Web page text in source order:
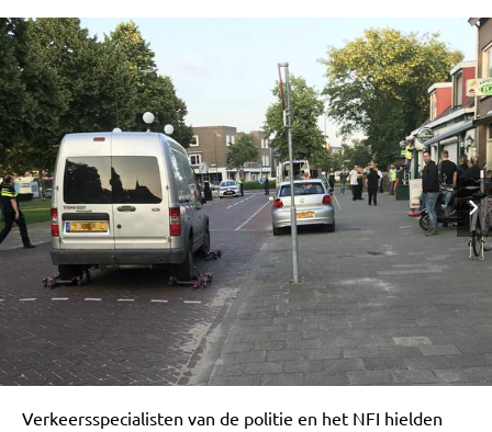
Verkeersspecialisten van de politie en het NFI hielden